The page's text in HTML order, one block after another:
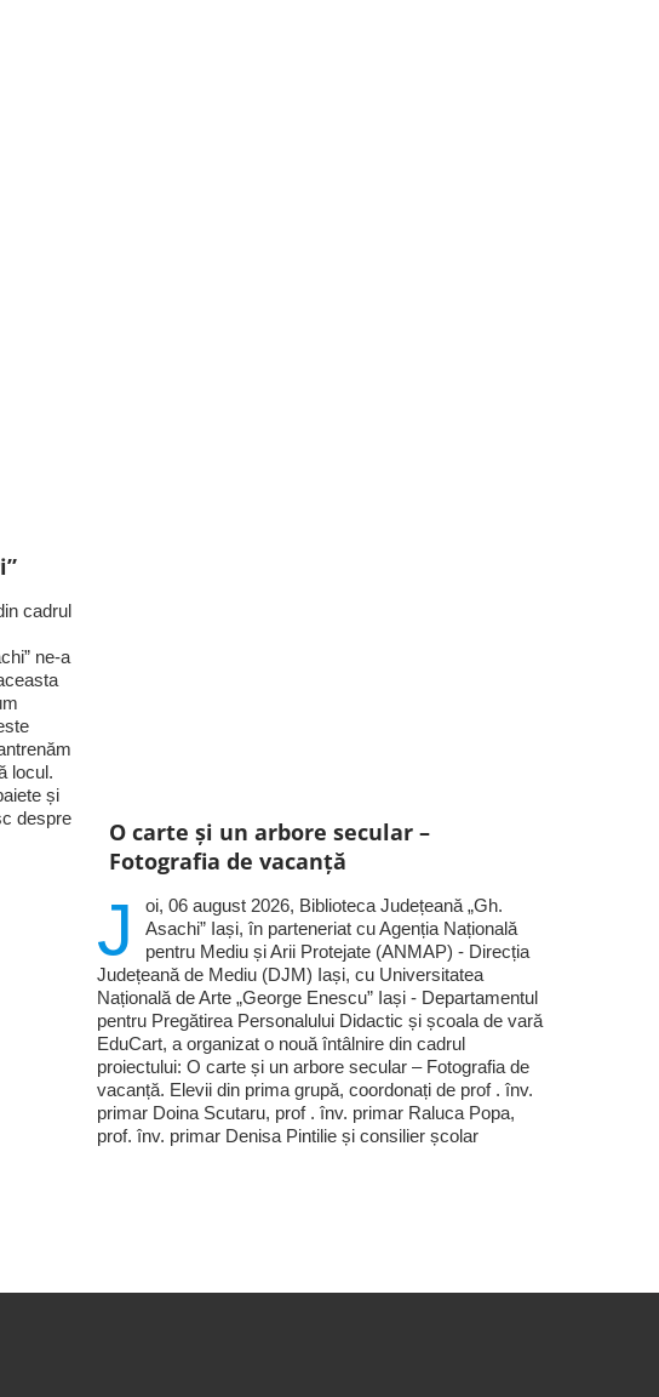
cadrul
ne-a
locul.
și
despre
O carte și un arbore secular –
Fotografia de vacanță
J
oi, 06 august 2026, Biblioteca Județeană „Gh.
Asachi” Iași, în parteneriat cu Agenția Națională
pentru Mediu și Arii Protejate (ANMAP) - Direcția
Județeană de Mediu (DJM) Iași, cu Universitatea
Națională de Arte „George Enescu” Iași - Departamentul
pentru Pregătirea Personalului Didactic și școala de vară
EduCart, a organizat o nouă întâlnire din cadrul
proiectului: O carte și un arbore secular – Fotografia de
vacanță. Elevii din prima grupă, coordonați de prof . înv.
primar Doina Scutaru, prof . înv. primar Raluca Popa,
prof. înv. primar Denisa Pintilie și consilier școlar